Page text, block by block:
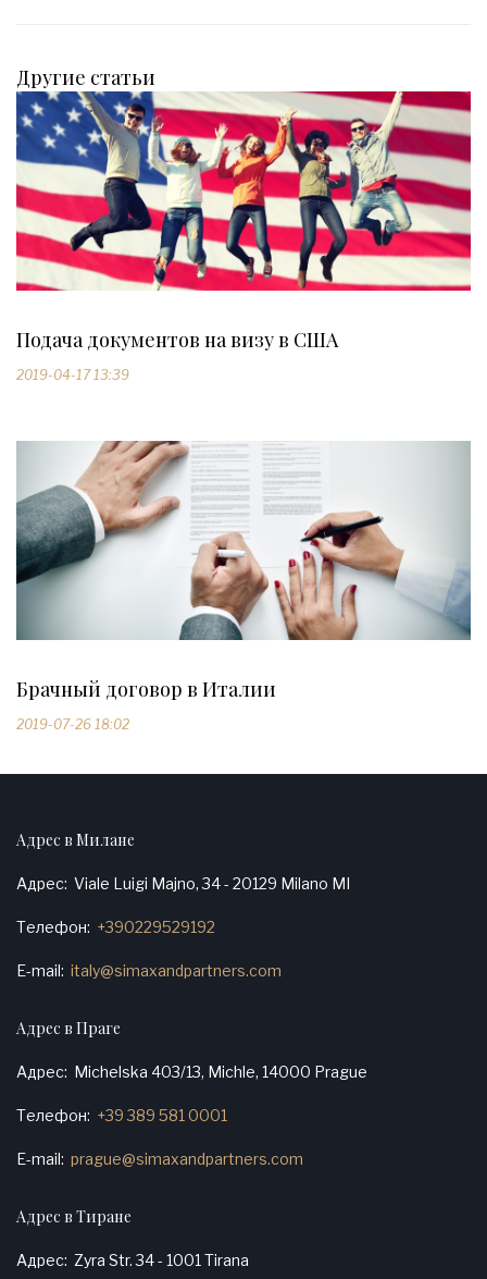
Другие статьи
Подача документов на визу в США
2019-04-17 13:39
Брачный договор в Италии
2019-07-26 18:02
Адрес в Милане
Адрес Viale Luigi Majno, 34 - 20129 Milano MI
Телефон +390229529192
E-mail italy@simaxandpartners.com
Адрес в Праге
Адрес Michelska 403/13, Michle, 14000 Prague
Телефон +39 389 581 0001
E-mail prague@simaxandpartners.com
Адрес в Тиране
Адрес Zyra Str. 34 - 1001 Tirana